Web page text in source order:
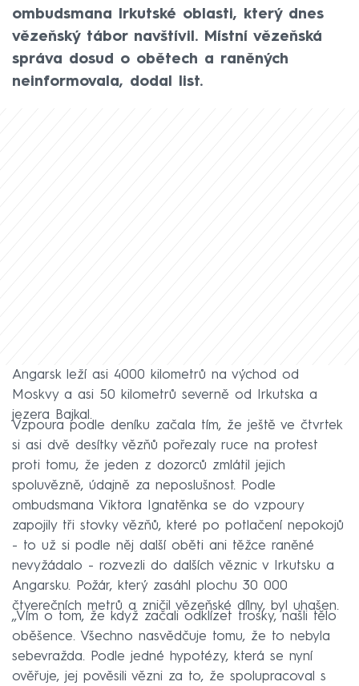
ombudsmana Irkutské oblasti, který dnes
vězeňský tábor navštívil. Místní vězeňská
správa dosud o obětech a raněných
neinformovala, dodal list.
Angarsk leží asi 4000 kilometrů na východ od
Moskvy a asi 50 kilometrů severně od Irkutska a
jezera Bajkal.
Vzpoura podle deníku začala tím, že ještě ve čtvrtek
si asi dvě desítky vězňů pořezaly ruce na protest
proti tomu, že jeden z dozorců zmlátil jejich
spoluvězně, údajně za neposlušnost. Podle
ombudsmana Viktora Ignatěnka se do vzpoury
zapojily tři stovky vězňů, které po potlačení nepokojů
- to už si podle něj další oběti ani těžce raněné
nevyžádalo - rozvezli do dalších věznic v Irkutsku a
Angarsku. Požár, který zasáhl plochu 30 000
čtverečních metrů a zničil vězeňské dílny, byl uhašen.
‚‚Vím o tom, že když začali odklízet trosky, našli tělo
oběšence. Všechno nasvědčuje tomu, že to nebyla
sebevražda. Podle jedné hypotézy, která se nyní
ověřuje, jej pověsili vězni za to, že spolupracoval s